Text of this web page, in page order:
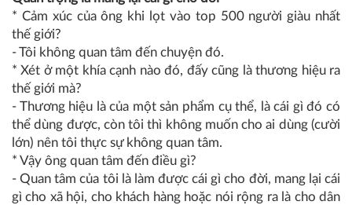
* Cảm xúc của ông khi lọt vào top 500 người giàu nhất
thế giới?
- Tôi không quan tâm đến chuyện đó.
* Xét ở một khía cạnh nào đó, đấy cũng là thương hiệu ra
thế giới mà?
- Thương hiệu là của một sản phẩm cụ thể, là cái gì đó có
thể dùng được, còn tôi thì không muốn cho ai dùng (cười
lớn) nên tôi thực sự không quan tâm.
* Vậy ông quan tâm đến điều gì?
- Quan tâm của tôi là làm được cái gì cho đời, mang lại cái
gì cho xã hội, cho khách hàng hoặc nói rộng ra là cho dân